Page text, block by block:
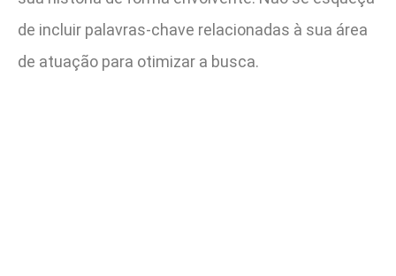
de incluir palavras-chave relacionadas à sua área
de atuação para otimizar a busca.